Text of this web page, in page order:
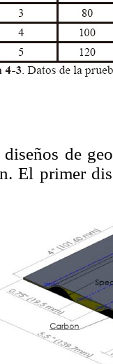
de
El primer